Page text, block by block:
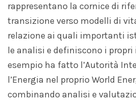
rappresentano la cornice di
transizione verso modelli di
relazione ai quali importanti
le analisi e definiscono i propri
esempio ha fatto l’Autorità
l’Energia nel proprio World
combinando analisi e